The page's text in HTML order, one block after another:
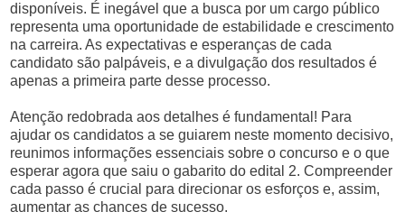
disponíveis. É inegável que a busca por um cargo público
representa uma oportunidade de estabilidade e crescimento
na carreira. As expectativas e esperanças de cada
candidato são palpáveis, e a divulgação dos resultados é
apenas a primeira parte desse processo.
Atenção redobrada aos detalhes é fundamental! Para
ajudar os candidatos a se guiarem neste momento decisivo,
reunimos informações essenciais sobre o concurso e o que
esperar agora que saiu o gabarito do edital 2. Compreender
cada passo é crucial para direcionar os esforços e, assim,
aumentar as chances de sucesso.